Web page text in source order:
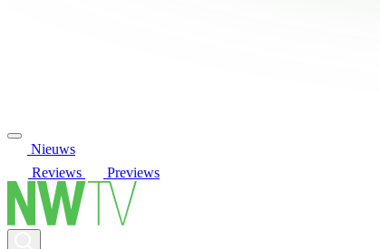
Nieuws
Reviews
Previews